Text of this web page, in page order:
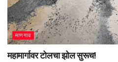
माणगाव
महामार्गावर टोलचा झोल सुरूच!